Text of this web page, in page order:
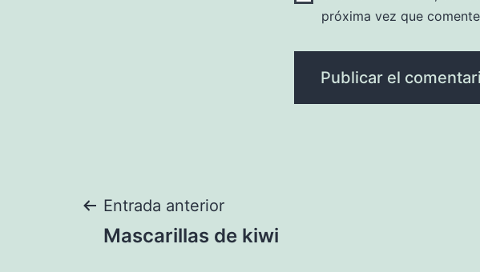
próxima vez que
Navegación
Entrada anterior
Mascarillas de kiwi